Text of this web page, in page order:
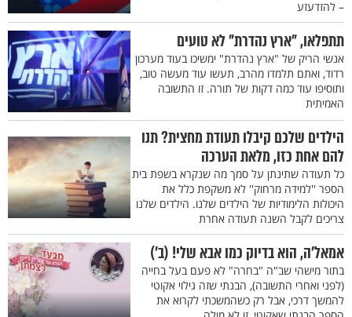
– להזדעזע
תתפלאו, "ארץ נהדרת" לא טועים
אנשי הריק של "ארץ נהדרת" ימשיכו בעוד מערכון
רדוד, ואתם תלמדו מהרב, תעשו עוד מעשה טוב,
ותוסיפו עוד כמה דקות של תורה. זו התשובה
האמיתית
הילדים שלכם קיבלו תעודת מחצית? תנו
להם אחת כזו, מלאת הערכה
כל תעודה שתינתן על סמך מה שנקרא בשפת בית
הספר ''למידה מרחוק'' לא משקפת כלל את
היכולות הלימודיות של הילדים שלנו. הילדים שלנו
צריכים לקבל השנה תעודה אחרת
אמאל’ה, הוא בדיוק כמו אבא שלי! (ב’)
בתור מישהי שב"ה "בחרה" לא פעם בעל בחייה
(לפני ואחרי התשובה), הבנתי שזה גילוי אקוטי
להמשך דרכי, אבל רק כשהמשכתי לקרוא את